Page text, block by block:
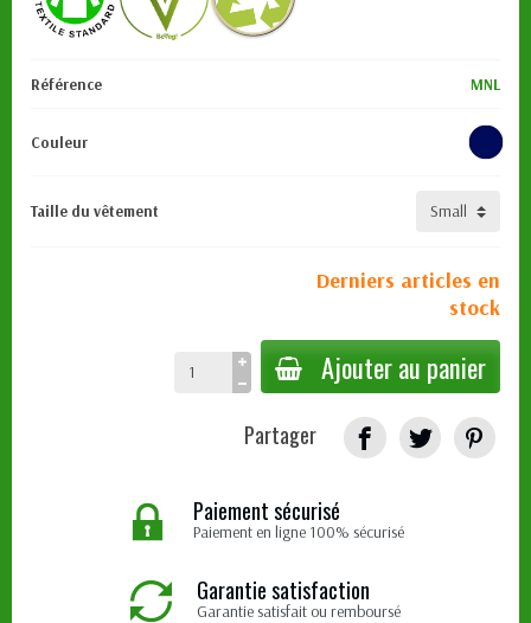
Référence MNL
Couleur
Taille du vêtement
Derniers articles en
stock
Ajouter au panier
Partager
Paiement sécurisé
Paiement en ligne 100% sécurisé
Garantie satisfaction
Garantie satisfait ou remboursé